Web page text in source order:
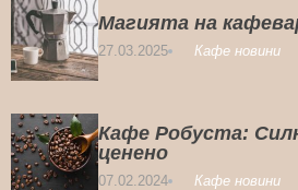
Магията на
27.03.2025 Кафе новини
Кафе Робуста:
ценено
07.02.2024 Кафе новини